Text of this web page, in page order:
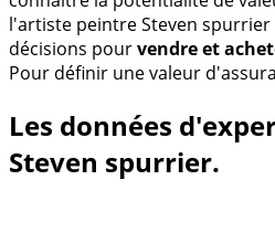
l'artiste peintre Steven
décisions pourvendre et
Pour définir une valeur
Les données
Steven spurrier.